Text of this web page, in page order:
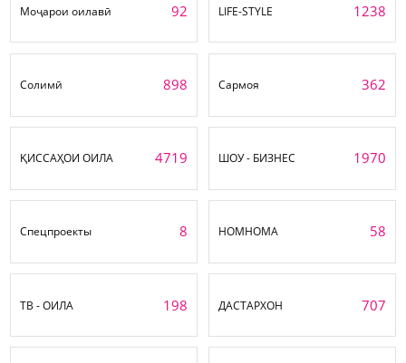
Моҷарои оилавӣ 92 LIFE-STYLE 1238
Солимӣ 898 Сармоя 362
ҚИССАҲОИ ОИЛА 4719 ШОУ - БИЗНЕС 1970
Спецпроекты 8 НОМНОМА 58
ТВ - ОИЛА 198 ДАСТАРХОН 707